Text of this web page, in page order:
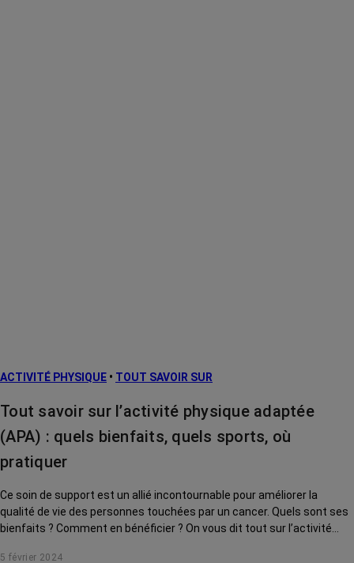
ACTIVITÉ PHYSIQUE • TOUT SAVOIR SUR
Tout savoir sur l’activité physique adaptée
(APA) : quels bienfaits, quels sports, où
pratiquer
Ce soin de support est un allié incontournable pour améliorer la
qualité de vie des personnes touchées par un cancer. Quels sont ses
bienfaits ? Comment en bénéficier ? On vous dit tout sur l’activité
5 février 2024